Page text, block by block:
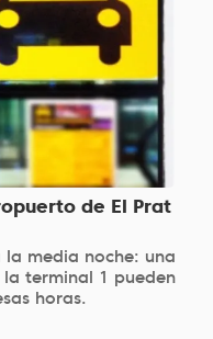
de El Prat
media noche: una
terminal 1 pueden
horas.